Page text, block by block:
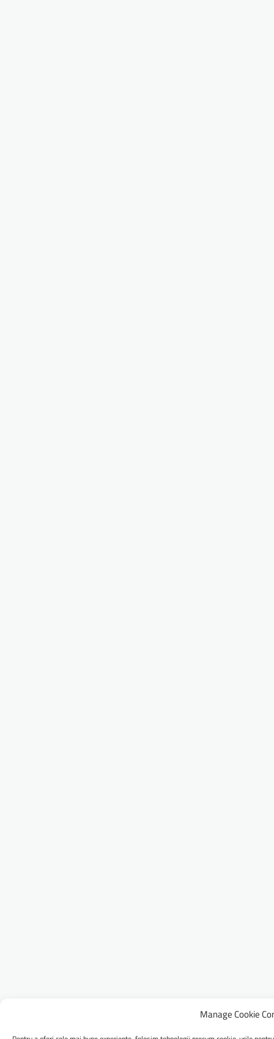
Manage Cookie